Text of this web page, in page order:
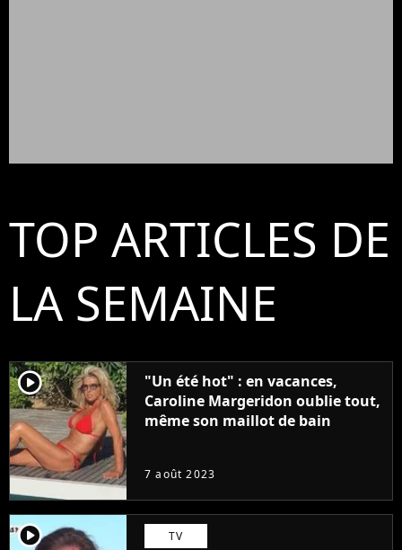
TOP ARTICLES DE
LA SEMAINE
player2
"Un été hot" : en vacances,
Caroline Margeridon oublie tout,
même son maillot de bain
7 août 2023
player2 TV